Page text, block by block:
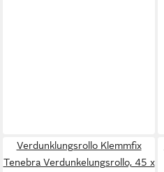
Verdunklungsrollo Klemmfix
Tenebra Verdunkelungsrollo, 45 x